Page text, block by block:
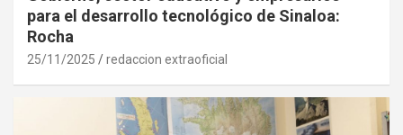
para el desarrollo tecnológico de Sinaloa:
Rocha
25/11/2025 redaccion extraoficial